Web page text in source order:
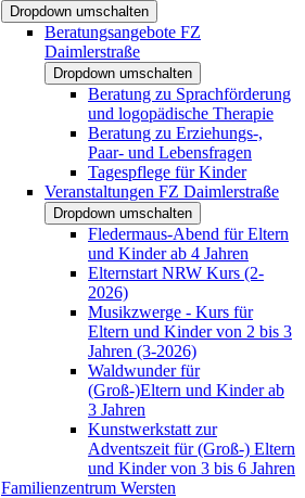
Dropdown umschalten
Beratungsangebote FZ
Daimlerstraße
Dropdown umschalten
Beratung zu Sprachförderung
und logopädische Therapie
Beratung zu Erziehungs-,
Paar- und Lebensfragen
Tagespflege für Kinder
Veranstaltungen FZ Daimlerstraße
Dropdown umschalten
Fledermaus-Abend für Eltern
und Kinder ab 4 Jahren
Elternstart NRW Kurs (2-
2026)
Musikzwerge - Kurs für
Eltern und Kinder von 2 bis 3
Jahren (3-2026)
Waldwunder für
(Groß-)Eltern und Kinder ab
3 Jahren
Kunstwerkstatt zur
Adventszeit für (Groß-) Eltern
und Kinder von 3 bis 6 Jahren
Familienzentrum Wersten